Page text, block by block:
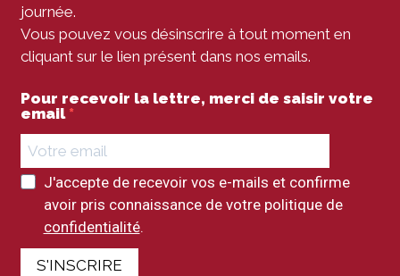
journée.
Vous pouvez vous désinscrire à tout moment en
cliquant sur le lien présent dans nos emails.
Pour recevoir la lettre, merci de saisir votre
email
J'accepte de recevoir vos e-mails et confirme
avoir pris connaissance de votre politique de
confidentialité.
S'INSCRIRE